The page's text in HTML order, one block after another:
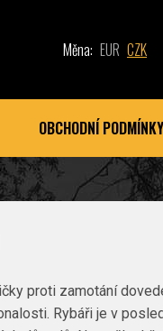
Měna: EUR CZK
OBCHODNÍ PODMÍNKY
proti zamotání
Rybáři je v